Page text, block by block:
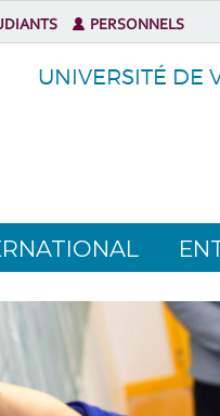
UNIVERSITÉ DE
PERSONNELS